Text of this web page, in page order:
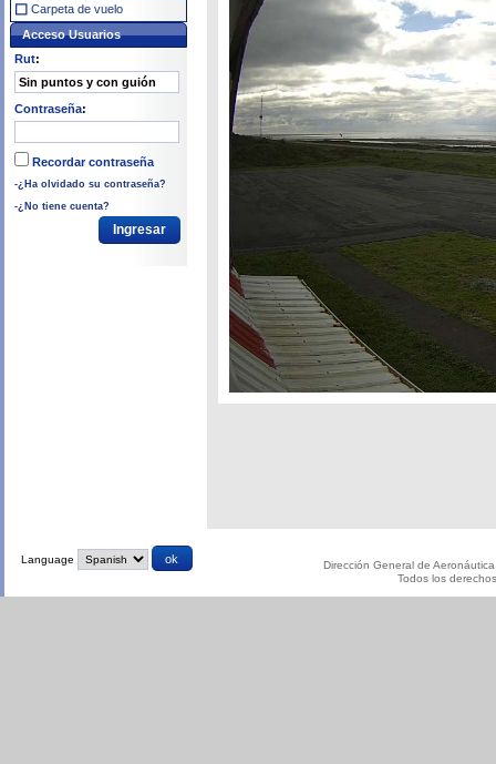
Carpeta de vuelo
Acceso Usuarios
Rut:
Contraseña:
Recordar contraseña
-¿Ha olvidado su contraseña?
-¿No tiene cuenta?
Language
Dirección General de
Todos los